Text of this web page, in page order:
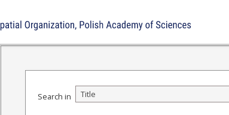
ADVANCED SEARCH
Search in Title